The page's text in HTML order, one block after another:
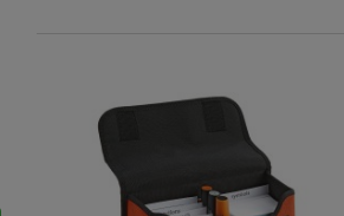
Gumizela - Wielofunkcyjne
narzędzie do aktywnej integracji